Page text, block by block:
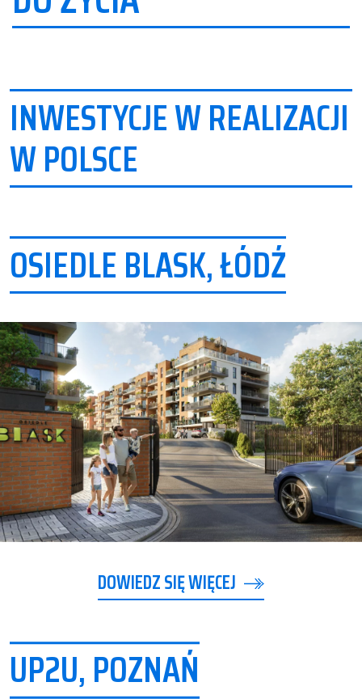
INWESTYCJE W REALIZACJI
W POLSCE
OSIEDLE BLASK,ŁÓDŹ
DOWIEDZ SIĘ WIĘCEJ
UP2U, POZNAŃ